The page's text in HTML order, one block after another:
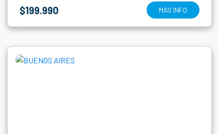
$199.990 MÁS INFO